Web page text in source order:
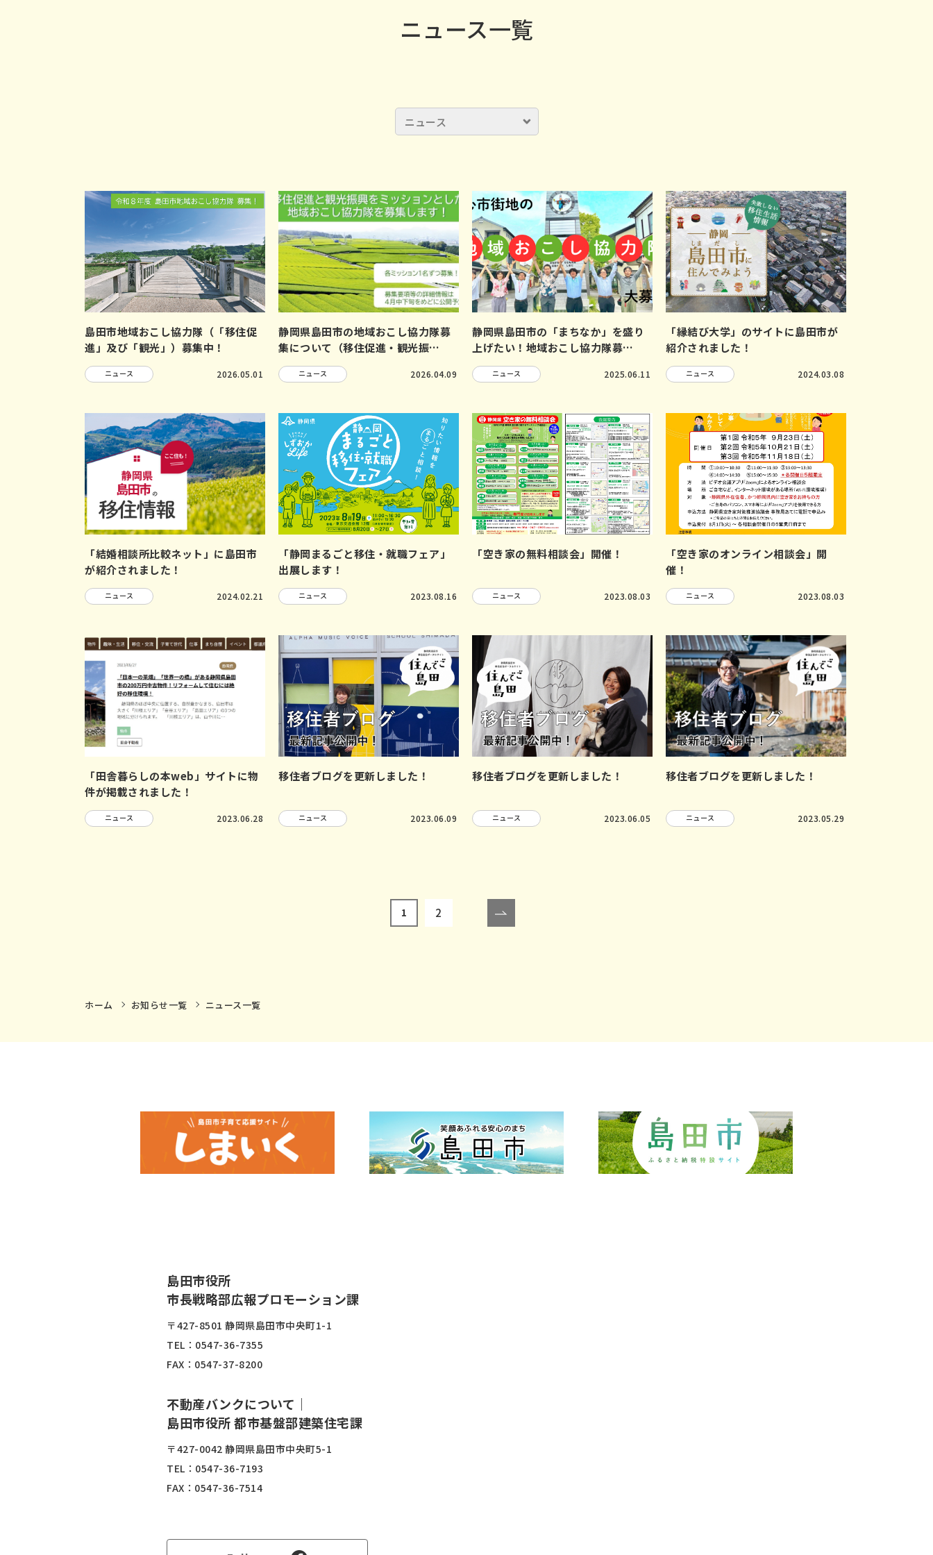
ニュース一覧
島田市地域おこし協力隊（「移住促
進」及び「観光」）募集中！
ニュース 2026.05.01
静岡県島田市の地域おこし協力隊募
集について（移住促進・観光振…
ニュース 2026.04.09
静岡県島田市の「まちなか」を盛り
上げたい！地域おこし協力隊募…
ニュース 2025.06.11
「縁結び大学」のサイトに島田市が
紹介されました！
ニュース 2024.03.08
「結婚相談所比較ネット」に島田市
が紹介されました！
ニュース 2024.02.21
「静岡まるごと移住・就職フェア」
出展します！
ニュース 2023.08.16
「空き家の無料相談会」開催！
ニュース 2023.08.03
「空き家のオンライン相談会」開
催！
ニュース 2023.08.03
「田舎暮らしの本web」サイトに物
件が掲載されました！
ニュース 2023.06.28
移住者ブログを更新しました！
ニュース 2023.06.09
移住者ブログを更新しました！
ニュース 2023.06.05
移住者ブログを更新しました！
ニュース 2023.05.29
1 2
ホーム お知らせ一覧 ニュース一覧
島田市役所
市長戦略部広報プロモーション課
〒427-8501 静岡県島田市中央町1-1
TEL： 0547-36-7355
FAX：0547-37-8200
不動産バンクについて｜
島田市役所 都市基盤部建築住宅課
〒427-0042 静岡県島田市中央町5-1
TEL： 0547-36-7193
FAX：0547-36-7514